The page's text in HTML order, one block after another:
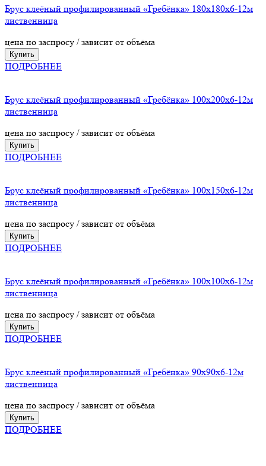
Брус клеёный профилированный «Гребёнка» 180х180х6-12м
лиственница
цена по заспросу / зависит от объёма
Купить
ПОДРОБНЕЕ
Брус клеёный профилированный «Гребёнка» 100х200х6-12м
лиственница
цена по заспросу / зависит от объёма
Купить
ПОДРОБНЕЕ
Брус клеёный профилированный «Гребёнка» 100х150х6-12м
лиственница
цена по заспросу / зависит от объёма
Купить
ПОДРОБНЕЕ
Брус клеёный профилированный «Гребёнка» 100х100х6-12м
лиственница
цена по заспросу / зависит от объёма
Купить
ПОДРОБНЕЕ
Брус клеёный профилированный «Гребёнка» 90х90х6-12м
лиственница
цена по заспросу / зависит от объёма
Купить
ПОДРОБНЕЕ